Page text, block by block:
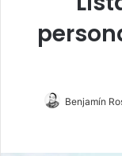
Benjamín